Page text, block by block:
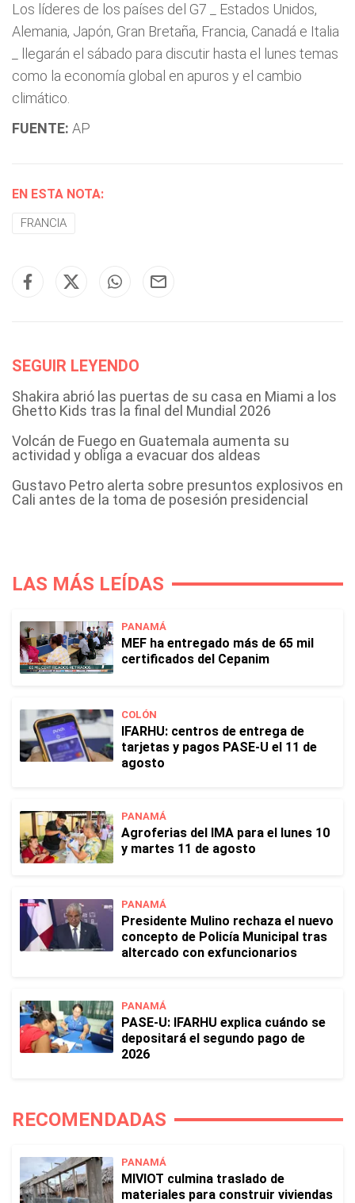
Los líderes de los países del G7 _ Estados Unidos,
Alemania, Japón, Gran Bretaña, Francia, Canadá e Italia
_ llegarán el sábado para discutir hasta el lunes temas
como la economía global en apuros y el cambio
climático.
FUENTE: AP
EN ESTA NOTA:
FRANCIA
SEGUIR LEYENDO
Shakira abrió las puertas de su casa en Miami a los
Ghetto Kids tras la final del Mundial 2026
Volcán de Fuego en Guatemala aumenta su
actividad y obliga a evacuar dos aldeas
Gustavo Petro alerta sobre presuntos explosivos en
Cali antes de la toma de posesión presidencial
LAS MÁS LEÍDAS
PANAMÁ
MEF ha entregado más de 65 mil
certificados del Cepanim
COLÓN
IFARHU: centros de entrega de
tarjetas y pagos PASE-U el 11 de
agosto
PANAMÁ
Agroferias del IMA para el lunes 10
y martes 11 de agosto
PANAMÁ
Presidente Mulino rechaza el nuevo
concepto de Policía Municipal tras
altercado con exfuncionarios
PANAMÁ
PASE-U: IFARHU explica cuándo se
depositará el segundo pago de
2026
RECOMENDADAS
PANAMÁ
MIVIOT culmina traslado de
materiales para construir viviendas